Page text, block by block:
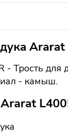
Трость для
- камыш.